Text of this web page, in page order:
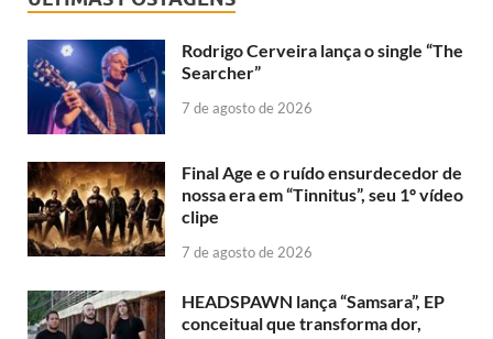
Rodrigo Cerveira lança o single “The
Searcher”
7 de agosto de 2026
Final Age e o ruído ensurdecedor de
nossa era em “Tinnitus”, seu 1º vídeo
clipe
7 de agosto de 2026
HEADSPAWN lança “Samsara”, EP
conceitual que transforma dor,